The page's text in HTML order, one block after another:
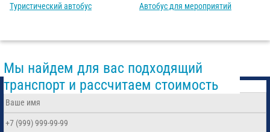
Туристический автобус
Автобус для мероприятий
Мы найдем для вас подходящий
транспорт и рассчитаем стоимость